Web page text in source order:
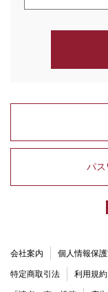
パス
会社案内 個人情報保
特定商取引法 利用規約